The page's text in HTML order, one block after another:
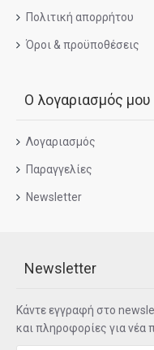
Πολιτική απορρήτου
Όροι & προϋποθέσεις
Ο λογαριασμός μου
Λογαριασμός
Παραγγελίες
Newsletter
Newsletter
Κάντε εγγραφή στο
και πληροφορίες για νέα